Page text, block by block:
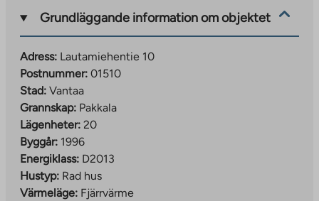
Grundläggande information om objektet
Adress: Lautamiehentie 10
Postnummer: 01510
Stad: Vantaa
Grannskap: Pakkala
Lägenheter: 20
Byggår: 1996
Energiklass: D2013
Hustyp: Rad hus
Värmeläge: Fjärrvärme